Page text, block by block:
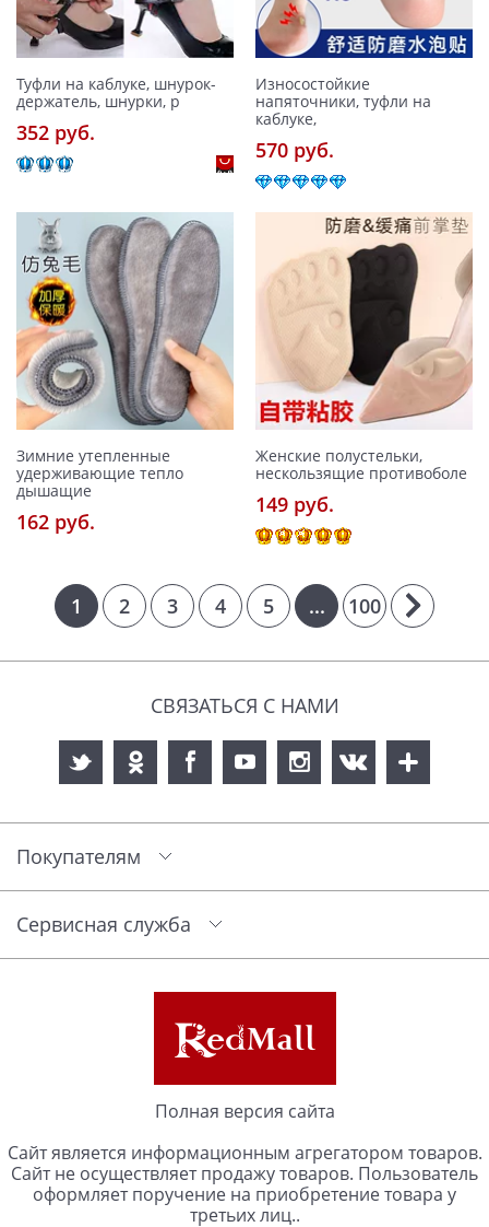
Туфли на каблуке, шнурок-
держатель, шнурки, р
352 pуб.
Износостойкие
напяточники, туфли на
каблуке,
570 pуб.
Зимние утепленные
удерживающие тепло
дышащие
162 pуб.
Женские полустельки,
нескользящие противоболе
149 pуб.
1 2 3 4 5 ... 100
СВЯЗАТЬСЯ С НАМИ
Покупателям
Сервисная служба
Полная версия сайта
Сайт является информационным агрегатором товаров.
Сайт не осуществляет продажу товаров. Пользователь
оформляет поручение на приобретение товара у
третьих лиц..